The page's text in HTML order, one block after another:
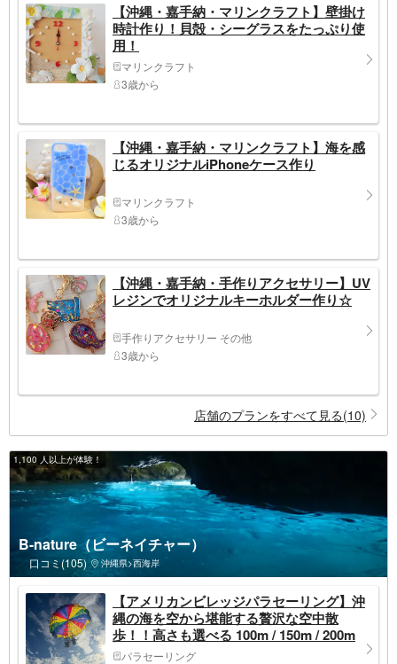
【沖縄・嘉手納・マリンクラフト】壁掛け
時計作り！貝殻・シーグラスをたっぷり使
用！
マリンクラフト
3歳から
【沖縄・嘉手納・マリンクラフト】海を感
じるオリジナルiPhoneケース作り
マリンクラフト
3歳から
【沖縄・嘉手納・手作りアクセサリー】UV
レジンでオリジナルキーホルダー作り☆
手作りアクセサリー その他
3歳から
店舗のプランをすべて見る(10)
1,100 人以上が体験！
B-nature（ビーネイチャー）
口コミ(105) 沖縄県>西海岸
【アメリカンビレッジパラセーリング】沖
縄の海を空から堪能する贅沢な空中散
歩！！高さも選べる 100m / 150m / 200m
パラセーリング